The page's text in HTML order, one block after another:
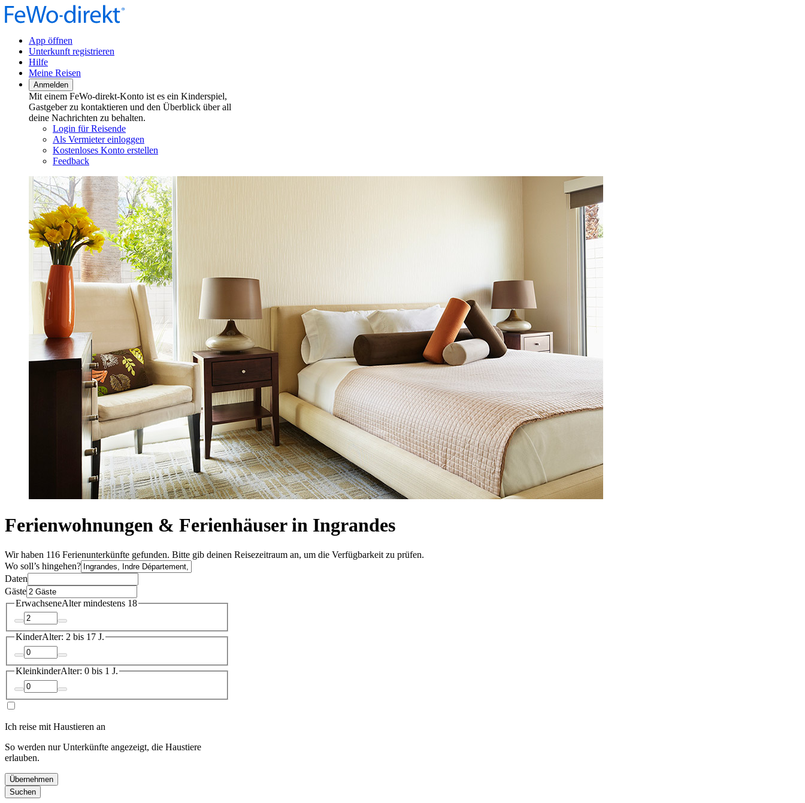
App öffnen
Unterkunft registrieren
Hilfe
Meine Reisen
Anmelden
Mit einem FeWo-direkt-Konto ist es ein Kinderspiel,
Gastgeber zu kontaktieren und den Überblick über all
deine Nachrichten zu behalten.
Login für Reisende
Als Vermieter einloggen
Kostenloses Konto erstellen
Feedback
Ferienwohnungen & Ferienhäuser in Ingrandes
Wir haben 116 Ferienunterkünfte gefunden. Bitte gib deinen Reisezeitraum an, um die Verfügbarkeit zu prüfen.
Wo soll’s hingehen?
Daten
Gäste
ErwachseneAlter mindestens 18
KinderAlter: 2 bis 17 J.
KleinkinderAlter: 0 bis 1 J.
Ich reise mit Haustieren an
So werden nur Unterkünfte angezeigt, die Haustiere
erlauben.
Übernehmen
Suchen